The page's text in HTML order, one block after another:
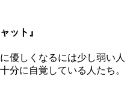
ット』
優しくなるには少し弱い人
分に自覚している人たち。